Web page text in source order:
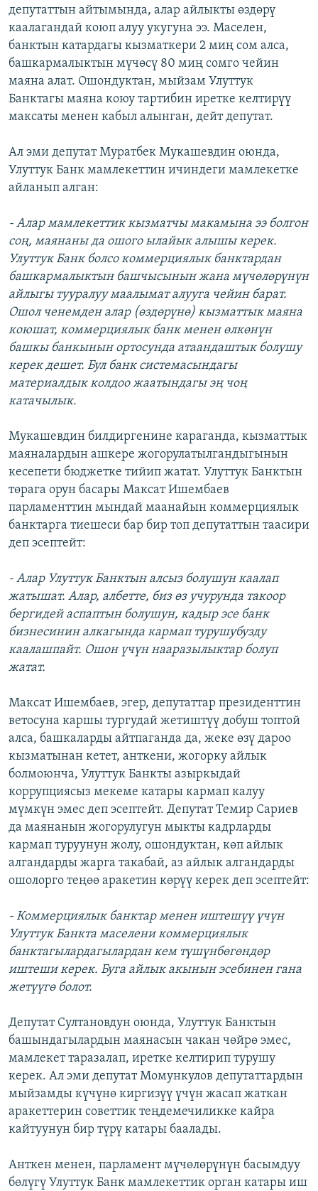
депутаттын айтымында, алар айлыкты өздөрү
каалагандай коюп алуу укугуна ээ. Маселен,
банктын катардагы кызматкери 2 миң сом алса,
башкармалыктын мүчөсү 80 миң сомго чейин
маяна алат. Ошондуктан, мыйзам Улуттук
Банктагы маяна коюу тартибин иретке келтирүү
максаты менен кабыл алынган, дейт депутат.
Ал эми депутат Муратбек Мукашевдин оюнда,
Улуттук Банк мамлекеттин ичиндеги мамлекетке
айланып алган:
- Алар мамлекеттик кызматчы макамына ээ болгон
соң, маянаны да ошого ылайык алышы керек.
Улуттук Банк болсо коммерциялык банктардан
башкармалыктын башчысынын жана мүчөлөрүнүн
айлыгы тууралуу маалымат алууга чейин барат.
Ошол ченемден алар (өздөрүнө) кызматтык маяна
коюшат, коммерциялык банк менен өлкөнүн
башкы банкынын ортосунда атаандаштык болушу
керек дешет. Бул банк системасындагы
материалдык колдоо жаатындагы эң чоң
катачылык.
Мукашевдин билдиргенине караганда, кызматтык
маяналардын ашкере жогорулатылгандыгынын
кесепети бюджетке тийип жатат. Улуттук Банктын
төрага орун басары Максат Ишембаев
парламенттин мындай маанайын коммерциялык
банктарга тиешеси бар бир топ депутаттын таасири
деп эсептейт:
- Алар Улуттук Банктын алсыз болушун каалап
жатышат. Алар, албетте, биз өз учурунда такоор
бергидей аспаптын болушун, кадыр эсе банк
бизнесинин алкагында кармап турушубузду
каалашпайт. Ошон үчүн нааразылыктар болуп
жатат.
Максат Ишембаев, эгер, депутаттар президенттин
ветосуна каршы тургудай жетиштүү добуш топтой
алса, башкаларды айтпаганда да, жеке өзү дароо
кызматынан кетет, анткени, жогорку айлык
болмоюнча, Улуттук Банкты азыркыдай
коррупциясыз мекеме катары кармап калуу
мүмкүн эмес деп эсептейт. Депутат Темир Сариев
да маянанын жогорулугун мыкты кадрларды
кармап туруунун жолу, ошондуктан, көп айлык
алгандарды жарга такабай, аз айлык алгандарды
ошолорго теңөө аракетин көрүү керек деп эсептейт:
- Коммерциялык банктар менен иштешүү үчүн
Улуттук Банкта маселени коммерциялык
банктагылардагылардан кем түшүнбөгөндөр
иштеши керек. Буга айлык акынын эсебинен гана
жетүүгө болот.
Депутат Султановдун оюнда, Улуттук Банктын
башындагылардын маянасын чакан чөйрө эмес,
мамлекет таразалап, иретке келтирип турушу
керек. Ал эми депутат Момункулов депутаттардын
мыйзамды күчүнө киргизүү үчүн жасап жаткан
аракеттерин советтик теңдемечиликке кайра
кайтуунун бир түрү катары баалады.
Анткен менен, парламент мүчөлөрүнүн басымдуу
бөлүгү Улуттук Банк мамлекеттик орган катары иш